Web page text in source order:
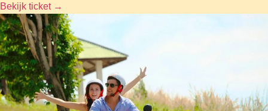
Bekijk ticket →